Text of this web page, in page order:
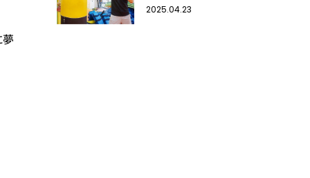
田克彦
2025.04.23